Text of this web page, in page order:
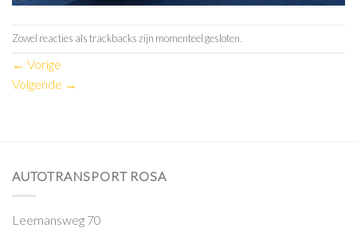
Zowel reacties als trackbacks zijn momenteel gesloten.
← Vorige
Volgende →
AUTOTRANSPORT ROSA
Leemansweg 70